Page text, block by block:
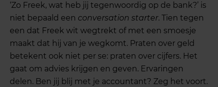
‘Zo Freek, wat heb jij tegenwoordig op de bank?’ is
niet bepaald een conversation starter. Tien tegen
een dat Freek wit wegtrekt of met een smoesje
maakt dat hij van je wegkomt. Praten over geld
betekent ook niet per se: praten over cijfers. Het
gaat om advies krijgen en geven. Ervaringen
delen. Ben jij blij met je accountant? Zeg het voort.